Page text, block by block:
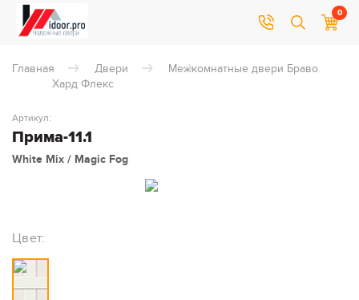
0
Главная Двери
Межкомнатные двери Браво
Хард Флекс
Прима-11.1
Артикул:
White Mix / Magic Fog
Цвет: